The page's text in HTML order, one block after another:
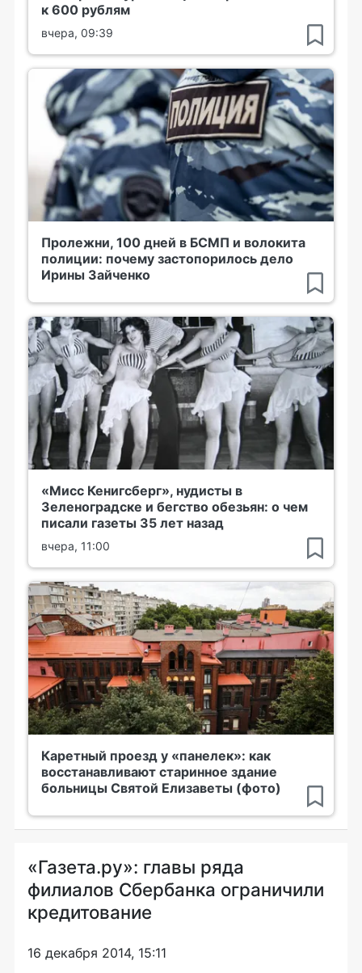
к 600 рублям
вчера, 09:39
Пролежни, 100 дней в БСМП и волокита
полиции: почему застопорилось дело
Ирины Зайченко
«Мисс Кенигсберг», нудисты в
Зеленоградске и бегство обезьян: о чем
писали газеты 35 лет назад
вчера, 11:00
Каретный проезд у «панелек»: как
восстанавливают старинное здание
больницы Святой Елизаветы (фото)
«Газета.ру»: главы ряда
филиалов Сбербанка ограничили
кредитование
16 декабря 2014, 15:11